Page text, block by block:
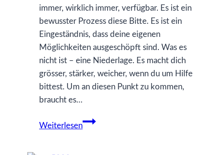
immer, wirklich immer, verfügbar. Es ist ein
bewusster Prozess diese Bitte. Es ist ein
Eingeständnis, dass deine eigenen
Möglichkeiten ausgeschöpft sind. Was es
nicht ist – eine Niederlage. Es macht dich
grösser, stärker, weicher, wenn du um Hilfe
bittest. Um an diesen Punkt zu kommen,
braucht es…
Weiterlesen
29